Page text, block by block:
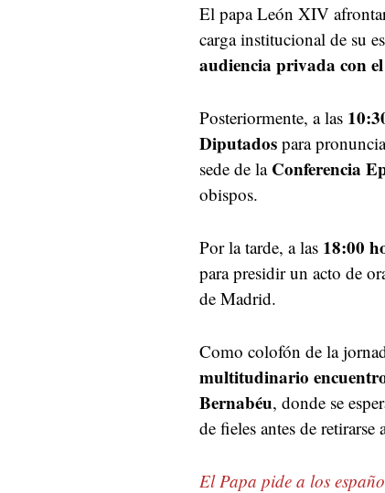
El papa León XIV
carga institucional de su
audiencia privada con
Posteriormente, a las
Diputados para
sede de la Conferencia
obispos.
Por la tarde, a las 18:00
para presidir un acto de
de Madrid.
Como colofón de la
multitudinario
Bernabéu, donde se
de fieles antes de
El Papa pide a los